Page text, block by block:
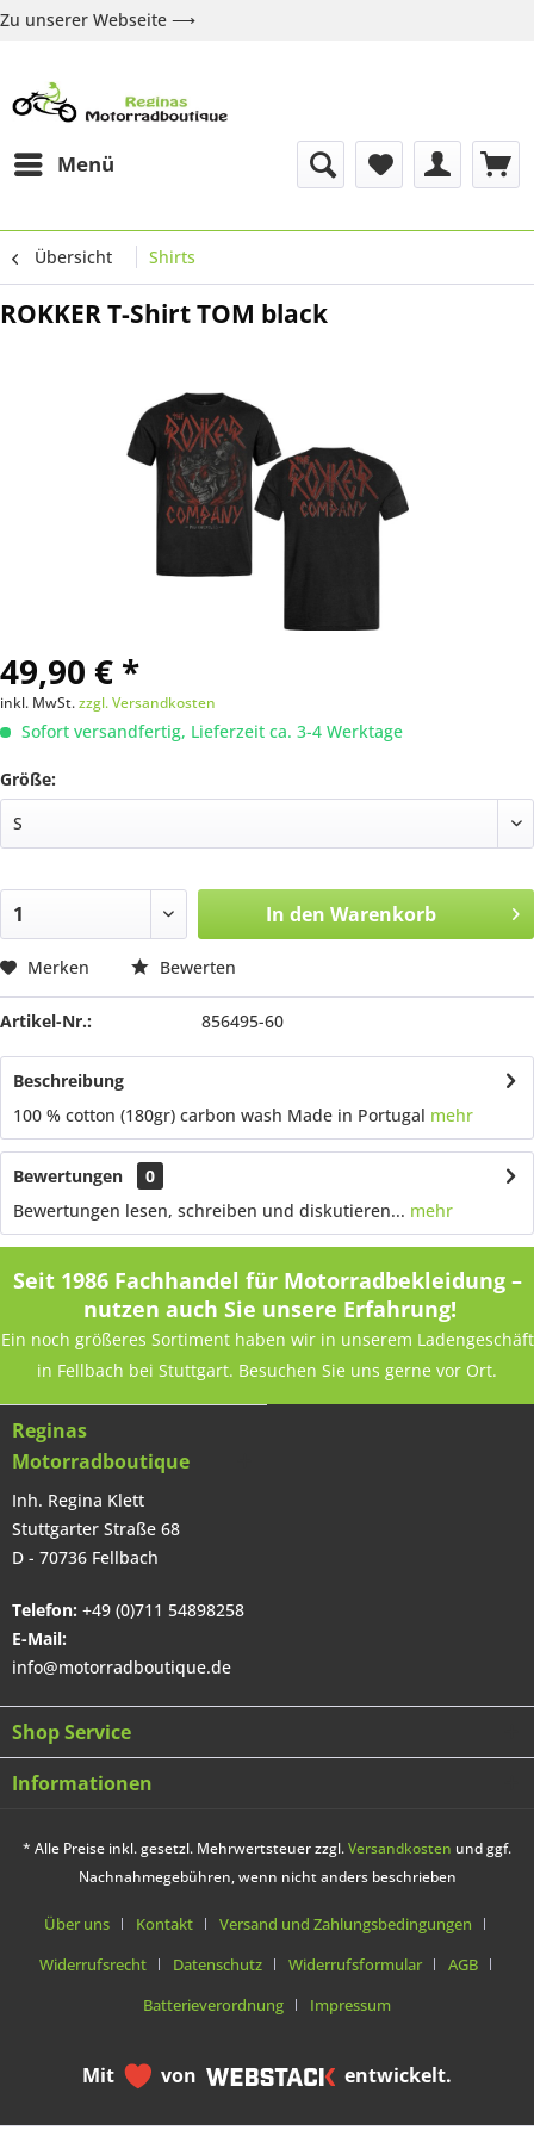
Zu unserer Webseite ⟶
Menü
Übersicht Shirts
ROKKER T-Shirt TOM black
49,90 € *
inkl. MwSt.zzgl. Versandkosten
Sofort versandfertig, Lieferzeit ca. 3-4 Werktage
Größe:
In den Warenkorb
Merken Bewerten
Artikel-Nr.: 856495-60
Beschreibung
100 % cotton (180gr) carbon wash Made in Portugal mehr
Bewertungen
0
Bewertungen lesen, schreiben und diskutieren... mehr
Seit 1986 Fachhandel für Motorradbekleidung –
nutzen auch Sie unsere Erfahrung!
Ein noch größeres Sortiment haben wir in unserem Ladengeschäft
in Fellbach bei Stuttgart. Besuchen Sie uns gerne vor Ort.
Reginas
Motorradboutique
Inh. Regina Klett
Stuttgarter Straße 68
D - 70736 Fellbach
Telefon: +49 (0)711 54898258
E-Mail:
info@motorradboutique.de
Shop Service
Informationen
* Alle Preise inkl. gesetzl. Mehrwertsteuer zzgl.Versandkosten und ggf.
Nachnahmegebühren, wenn nicht anders beschrieben
Über uns Kontakt
Versand und Zahlungsbedingungen
Widerrufsrecht
Datenschutz Widerrufsformular
AGB
Batterieverordnung
Impressum
Mit von entwickelt.